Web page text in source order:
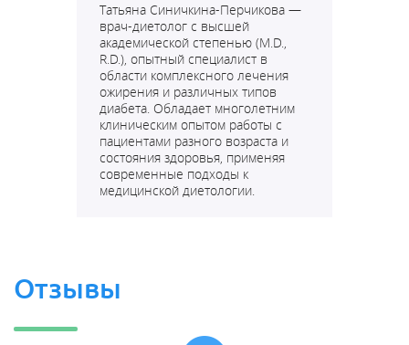
Татьяна Синичкина-Перчикова —
врач-диетолог с высшей
академической степенью (M.D.,
R.D.), опытный специалист в
области комплексного лечения
ожирения и различных типов
диабета. Обладает многолетним
клиническим опытом работы с
пациентами разного возраста и
состояния здоровья, применяя
современные подходы к
медицинской диетологии.
Отзывы